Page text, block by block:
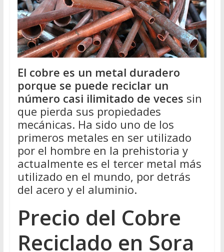
El cobre es un metal duradero
porque se puede reciclar un
número casi ilimitado de veces sin
que pierda sus propiedades
mecánicas. Ha sido uno de los
primeros metales en ser utilizado
por el hombre en la prehistoria y
actualmente es el tercer metal más
utilizado en el mundo, por detrás
del acero y el aluminio.
Precio del Cobre
Reciclado en Sora